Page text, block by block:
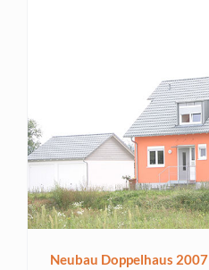
Neubau Doppelhaus 2007